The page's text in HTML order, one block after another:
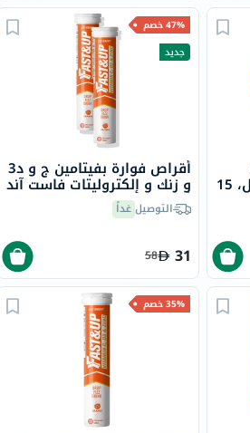
فيتامين C بنكهة البرتقال، 15
47% خصم
جديد
أقراص فوارة بفيتامين ج و د3
و زنك و إلكتروليتات فاست آند
قرصالتوصيلغداً
31
58
35% خصم